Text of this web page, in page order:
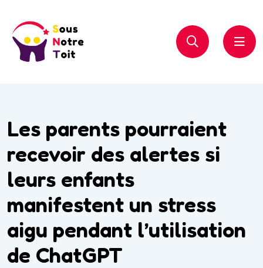
Les parents pourraient
recevoir des alertes si
leurs enfants
manifestent un stress
aigu pendant l’utilisation
de ChatGPT